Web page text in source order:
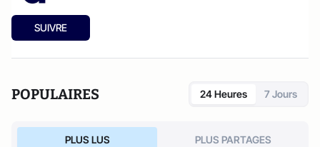
SUIVRE
POPULAIRES 24 Heures 7 Jours
PLUS LUS PLUS PARTAGES